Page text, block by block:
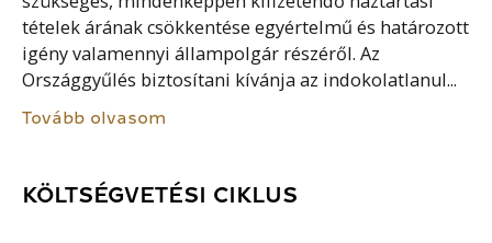
tételek árának csökkentése egyértelmű és határozott
igény valamennyi állampolgár részéről. Az
Országgyűlés biztosítani kívánja az indokolatlanul...
Tovább olvasom
KÖLTSÉGVETÉSI CIKLUS